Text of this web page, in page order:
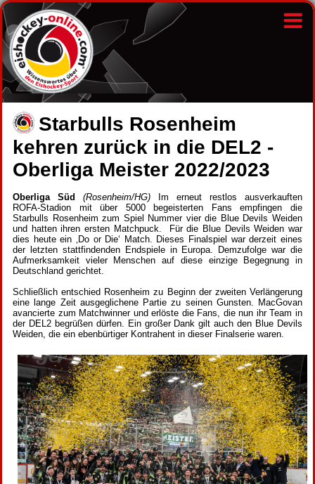
Starbulls Rosenheim
kehren zurück in die DEL2 -
Oberliga Meister 2022/2023
Oberliga Süd (Rosenheim/HG)
Im erneut restlos ausverkauften
ROFA-Stadion mit über 5000 begeisterten Fans empfingen die
Starbulls Rosenheim zum Spiel Nummer vier die Blue Devils Weiden
und hatten ihren ersten Matchpuck. Für die Blue Devils Weiden war
dies heute ein ‚Do or Die‘ Match. Dieses Finalspiel war derzeit eines
der letzten stattfindenden Endspiele in Europa. Demzufolge war die
Aufmerksamkeit vieler Menschen auf diese einzige Begegnung in
Deutschland gerichtet.
Schließlich entschied Rosenheim zu Beginn der zweiten Verlängerung
eine lange Zeit ausgeglichene Partie zu seinen Gunsten. MacGovan
avancierte zum Matchwinner und erlöste die Fans, die nun ihr Team in
der DEL2 begrüßen dürfen. Ein großer Dank gilt auch den Blue Devils
Weiden, die ein ebenbürtiger Kontrahent in dieser Finalserie waren.